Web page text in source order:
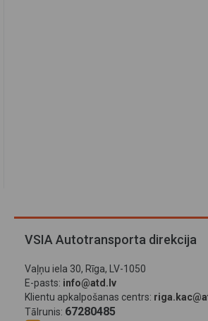
VSIA Autotransporta direkcija
Vaļņu iela 30, Rīga, LV-1050
E-pasts: info@atd.lv
Klientu apkalpošanas centrs:
Tālrunis: 67280485